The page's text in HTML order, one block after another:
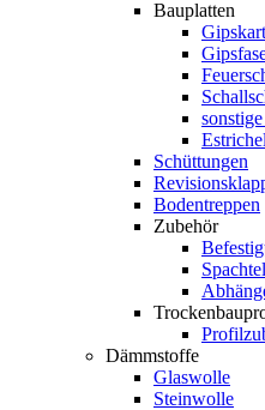
Bauplatten
Schüttungen
Bodentreppen
Zubehör
Dämmstoffe
Glaswolle
Steinwolle